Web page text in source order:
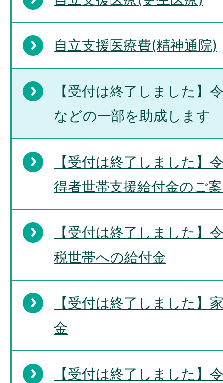
自立支援医療費(精神通院)
【受付は終了しました】
などの一部を助成します
【受付は終了しました】
得者世帯支援給付金のご
【受付は終了しました】
税世帯への給付金
【受付は終了しました】
金
【受付は終了しました】